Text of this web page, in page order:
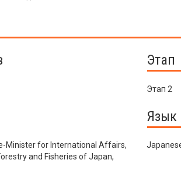
Этап
Этап 2
Minister for International Affairs,
and Fisheries of Japan,
Язык